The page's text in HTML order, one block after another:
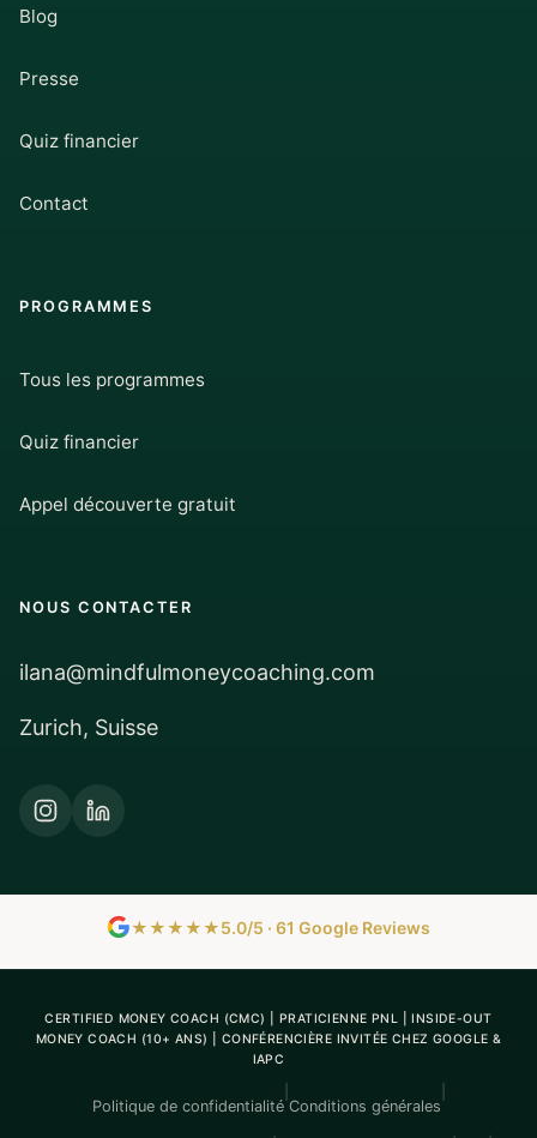
Blog
Presse
Quiz financier
Contact
PROGRAMMES
Tous les programmes
Quiz financier
Appel découverte gratuit
NOUS CONTACTER
ilana@mindfulmoneycoaching.com
Zurich, Suisse
★★★★★5.0/5 · 61 Google Reviews
CERTIFIED MONEY COACH (CMC) | PRATICIENNE PNL | INSIDE-OUT
MONEY COACH (10+ ANS) | CONFÉRENCIÈRE INVITÉE CHEZ GOOGLE &
IAPC
Politique de confidentialité Conditions générales